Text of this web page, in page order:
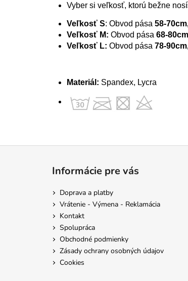
Vyber si veľkosť, ktorú bežne
Veľkosť S: Obvod pása 58-
Veľkosť M: Obvod pása 68-
Veľkosť L: Obvod pása 78-
Materiál: Spandex, Lycra
Informácie pre vás
Doprava a platby
Vrátenie - Výmena - Reklamácia
Kontakt
Spolupráca
Obchodné podmienky
Zásady ochrany osobných údajov
Cookies